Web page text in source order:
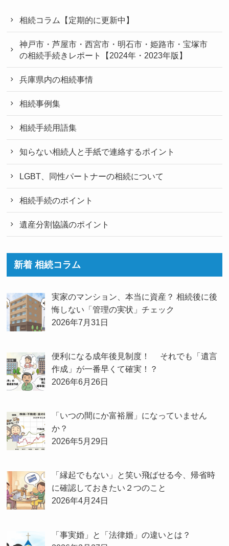
相続コラム【定期的に更新中】
神戸市・芦屋市・西宮市・明石市・姫路市・宝塚市
の相続手続きレポート【2024年・2023年版】
兵庫県内の相続事情
相続事例集
相続手続用語集
知らない相続人と手紙で連絡するポイント
LGBT、同性パートナーの相続について
相続手続のポイント
遺産分割協議のポイント
新着 相続コラム
実家のマンション、本当に資産？ 相続後に後
悔しない「管理の実状」チェック
2026年7月31日
便利になる成年後見制度！ それでも「遺言
作成」が一番早くて確実！？
2026年6月26日
「いつの間にか富裕層」になっていません
か？
2026年5月29日
「縁起でもない」と笑い飛ばせる今、帰省時
に確認しておきたい２つのこと
2026年4月24日
「事実婚」と「法律婚」の違いとは？